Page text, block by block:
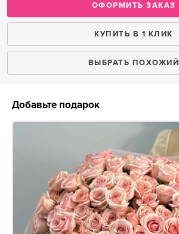
ОФОРМИТЬ ЗАКАЗ
КУПИТЬ В 1 КЛИК
ВЫБРАТЬ ПОХОЖИЙ
Добавьте подарок